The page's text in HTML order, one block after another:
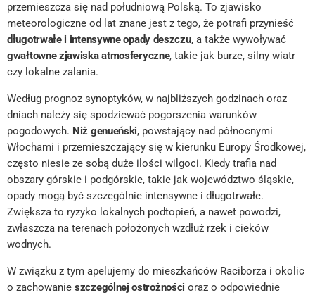
przemieszcza się nad południową Polską. To zjawisko
meteorologiczne od lat znane jest z tego, że potrafi przynieść
długotrwałe i intensywne opady deszczu, a także wywoływać
gwałtowne zjawiska atmosferyczne, takie jak burze, silny wiatr
czy lokalne zalania.
Według prognoz synoptyków, w najbliższych godzinach oraz
dniach należy się spodziewać pogorszenia warunków
pogodowych. Niż genueński, powstający nad północnymi
Włochami i przemieszczający się w kierunku Europy Środkowej,
często niesie ze sobą duże ilości wilgoci. Kiedy trafia nad
obszary górskie i podgórskie, takie jak województwo śląskie,
opady mogą być szczególnie intensywne i długotrwałe.
Zwiększa to ryzyko lokalnych podtopień, a nawet powodzi,
zwłaszcza na terenach położonych wzdłuż rzek i cieków
wodnych.
W związku z tym apelujemy do mieszkańców Raciborza i okolic
o zachowanie szczególnej ostrożności oraz o odpowiednie